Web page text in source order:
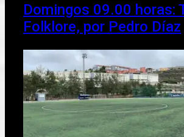
Domingos 09.00 horas:
Folklore, por Pedro Díaz